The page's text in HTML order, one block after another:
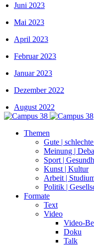
Juni 2023
Mai 2023
April 2023
Februar 2023
Januar 2023
Dezember 2022
August 2022
Themen
Gute |
Meinung |
Sport |
Kunst | Kultur
Arbeit |
Politik |
Formate
Text
Video
Video-
Doku
Talk